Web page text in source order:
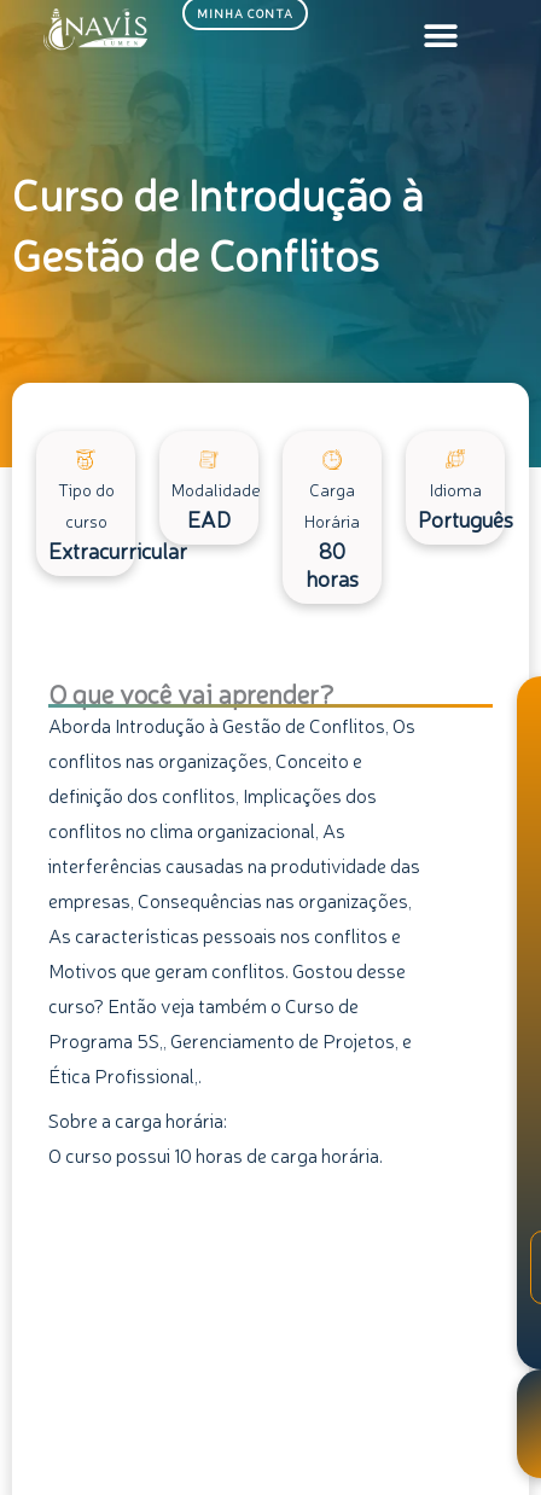
MINHA CONTA
Curso de Introdução à
Gestão de Conflitos
Tipo do
curso
Extracurricular
Modalidade
EAD
Carga
Horária
80
horas
Idioma
Português
O que você vai aprender?
Aborda Introdução à Gestão de Conflitos, Os
conflitos nas organizações, Conceito e
definição dos conflitos, Implicações dos
conflitos no clima organizacional, As
interferências causadas na produtividade das
empresas, Consequências nas organizações,
As características pessoais nos conflitos e
Motivos que geram conflitos. Gostou desse
curso? Então veja também o Curso de
Programa 5S,, Gerenciamento de Projetos, e
Ética Profissional,.
Sobre a carga horária:
O curso possui 10 horas de carga horária.